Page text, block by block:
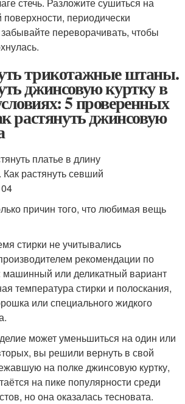
поверхности, периодически
переворачивать, чтобы
трикотажные штаны.
джинсовую куртку в
5 проверенных
растянуть джинсовую
причин того, что любимая вещь
стирки не учитывались
рекомендации по
машинный или деликатный вариант
температура стирки и полоскания,
или специального жидкого
может уменьшиться на один или
вы решили вернуть в свой
на полке джинсовую куртку,
на пике популярности среди
но она оказалась тесновата.